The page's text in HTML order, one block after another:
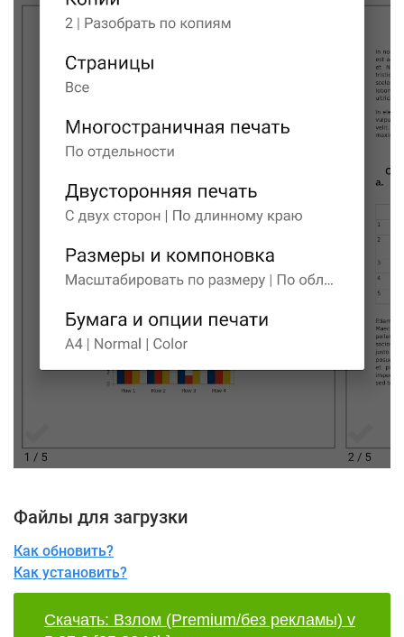
Файлы для загрузки
Как обновить?
Как установить?
Скачать: Взлом (Premium/без рекламы) v